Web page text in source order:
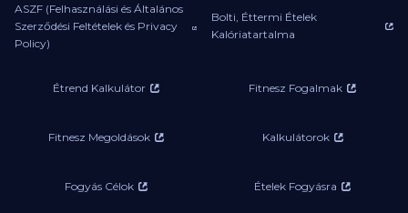
ASZF (Felhasználási és Általános
Szerződési Feltételek és Privacy
Policy)
Bolti, Éttermi Ételek
Kalóriatartalma
Étrend Kalkulátor Fitnesz Fogalmak
Fitnesz Megoldások Kalkulátorok
Fogyás Célok Ételek Fogyásra